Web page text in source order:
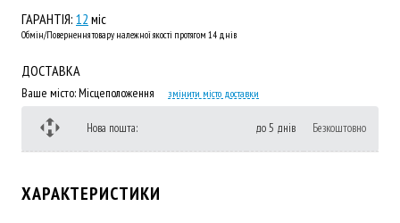
ГАРАНТІЯ: 12 міс
Обмін/Повернення товару належної якості протягом 14 днів
ДОСТАВКА
Ваше місто:Місцеположення змінити місто доставки
Нова пошта: до 5 днів Безкоштовно
ХАРАКТЕРИСТИКИ